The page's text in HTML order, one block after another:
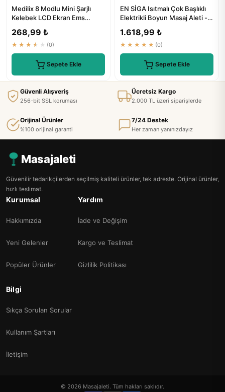
Medilix 8 Modlu Mini Şarjlı
Kelebek LCD Ekran Ems
268,99 ₺
★★★★★ (0)
Sepete Ekle
EN SİGA Isıtmalı Çok Başlıklı
Elektrikli Boyun Masaj Aleti -
1.618,99 ₺
★★★★★ (0)
Sepete Ekle
Güvenli Alışveriş
256-bit SSL koruması
Ücretsiz Kargo
2.000 TL üzeri siparişlerde
Orijinal Ürünler
%100 orijinal garanti
7/24 Destek
Her zaman yanınızdayız
Masajaleti
Güvenilir tedarikçilerden seçilmiş kaliteli ürünler, tek adreste. Orijinal ürünler,
hızlı teslimat.
Kurumsal
Hakkımızda
Yeni Gelenler
Popüler Ürünler
Yardım
İade ve Değişim
Kargo ve Teslimat
Gizlilik Politikası
Bilgi
Sıkça Sorulan Sorular
Kullanım Şartları
İletişim
© 2026 Masajaleti. Tüm hakları saklıdır.